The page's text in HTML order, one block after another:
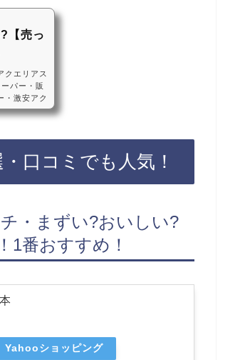
【売っ
クエリアス
パー・販
・激安アク
に売ってい
・値段、
口コミでも人気！
・まずい?おいしい?
1番おすすめ！
Yahooショッピング